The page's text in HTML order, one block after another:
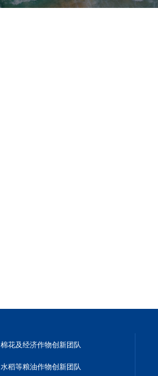
棉花及经济作物创新团队
水稻等粮油作物创新团队